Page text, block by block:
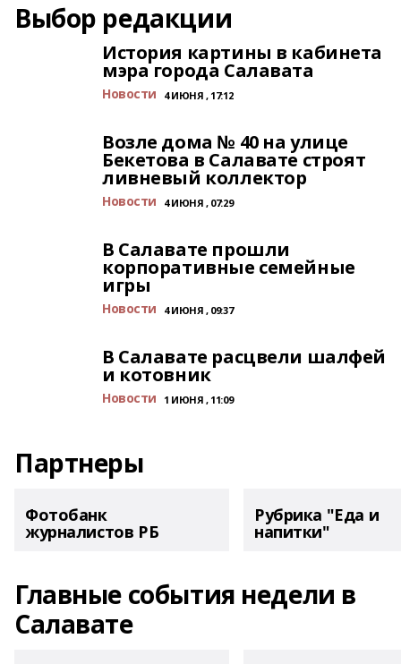
Выбор редакции
История картины в кабинета
мэра города Салавата
Новости 4 ИЮНЯ , 17:12
Возле дома № 40 на улице
Бекетова в Салавате строят
ливневый коллектор
Новости 4 ИЮНЯ , 07:29
В Салавате прошли
корпоративные семейные
игры
Новости 4 ИЮНЯ , 09:37
В Салавате расцвели шалфей
и котовник
Новости 1 ИЮНЯ , 11:09
Партнеры
Фотобанк
журналистов РБ
Рубрика "Еда и
напитки"
Главные события недели в
Салавате